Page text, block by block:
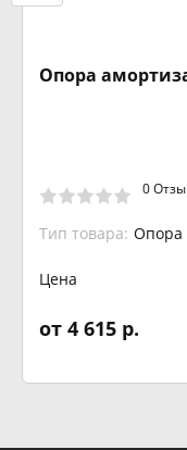
Опора
0
Тип товара: Опора
Цена
от 4 615 р.